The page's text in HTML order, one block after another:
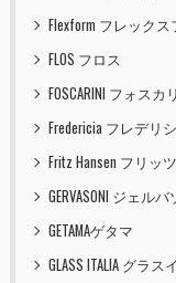
Flexform フレック
FLOS フロス
FOSCARINI フォスカ
Fredericia フレデリ
Fritz Hansen フリッ
GERVASONI ジェル
GETAMAゲタマ
GLASS ITALIA グラス